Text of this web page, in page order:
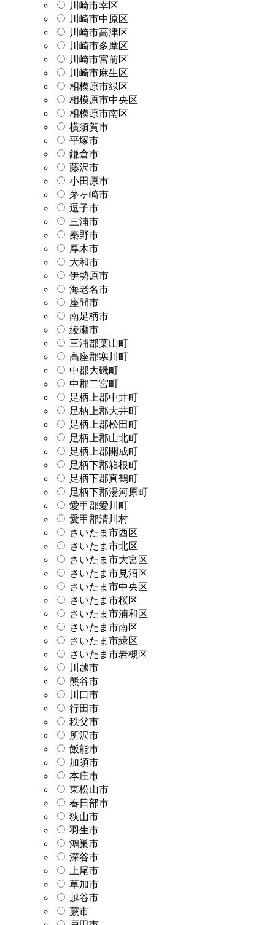
川崎市幸区
川崎市中原区
川崎市高津区
川崎市多摩区
川崎市宮前区
川崎市麻生区
相模原市緑区
相模原市中央区
相模原市南区
横須賀市
平塚市
鎌倉市
藤沢市
小田原市
茅ヶ崎市
逗子市
三浦市
秦野市
厚木市
大和市
伊勢原市
海老名市
座間市
南足柄市
綾瀬市
三浦郡葉山町
高座郡寒川町
中郡大磯町
中郡二宮町
足柄上郡中井町
足柄上郡大井町
足柄上郡松田町
足柄上郡山北町
足柄上郡開成町
足柄下郡箱根町
足柄下郡真鶴町
足柄下郡湯河原町
愛甲郡愛川町
愛甲郡清川村
さいたま市西区
さいたま市北区
さいたま市大宮区
さいたま市見沼区
さいたま市中央区
さいたま市桜区
さいたま市浦和区
さいたま市南区
さいたま市緑区
さいたま市岩槻区
川越市
熊谷市
川口市
行田市
秩父市
所沢市
飯能市
加須市
本庄市
東松山市
春日部市
狭山市
羽生市
鴻巣市
深谷市
上尾市
草加市
越谷市
蕨市